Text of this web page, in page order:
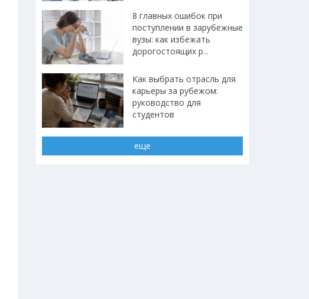
8 главных ошибок при
поступлении в зарубежные
вузы: как избежать
дорогостоящих р...
Как выбрать отрасль для
карьеры за рубежом:
руководство для
студентов
еще